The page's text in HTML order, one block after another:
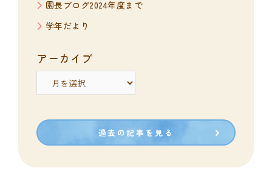
園長ブログ2024年度まで
学年だより
アーカイブ
ア
カ
ブ
過去の記事を見る